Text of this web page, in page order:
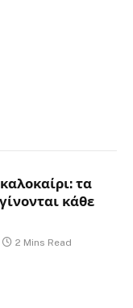
τα
κάθε
2 Mins Read